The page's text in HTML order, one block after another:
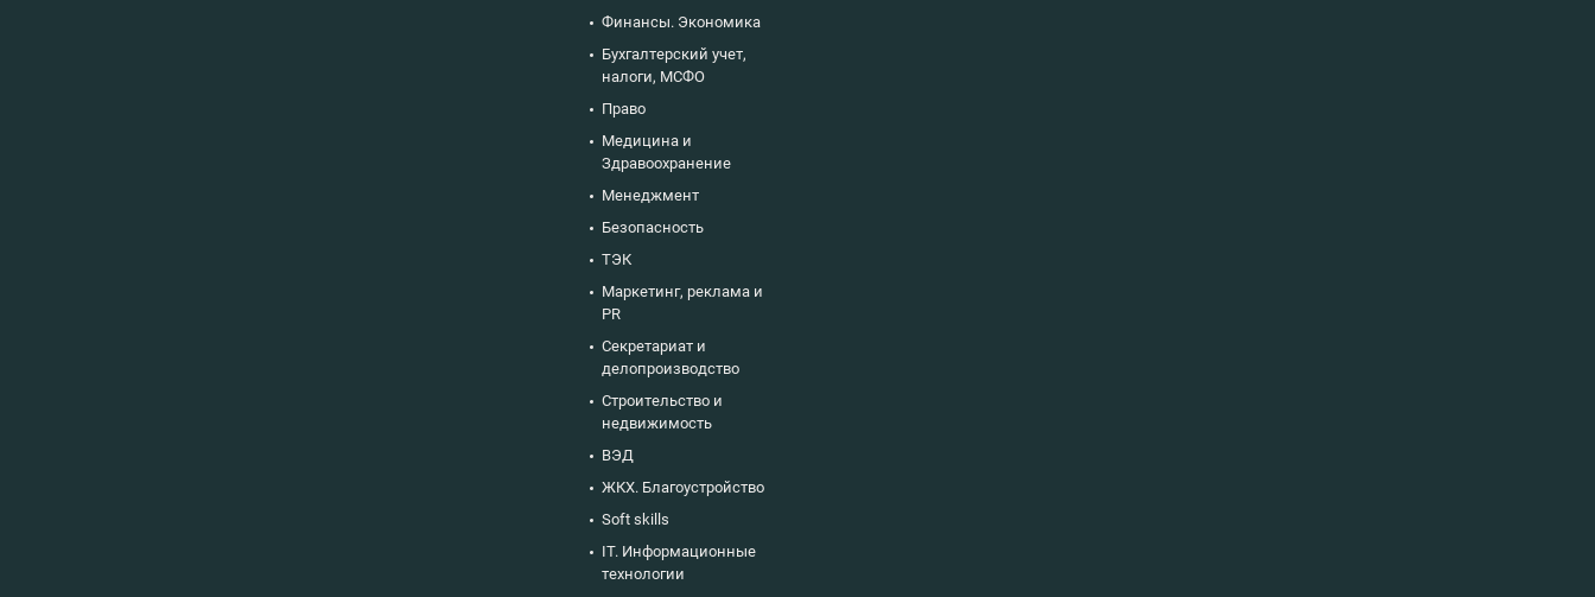
Финансы. Экономика
Бухгалтерский учет,
налоги, МСФО
Право
Медицина и
Здравоохранение
Менеджмент
Безопасность
ТЭК
Маркетинг, реклама и
PR
Секретариат и
делопроизводство
Строительство и
недвижимость
ВЭД
ЖКХ. Благоустройство
Soft skills
IT. Информационные
технологии